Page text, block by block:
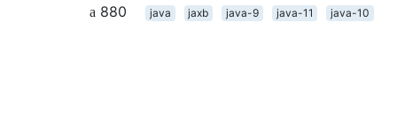
880
java jaxb java-9 java-11 java-10